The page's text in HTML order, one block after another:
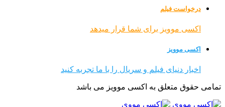
درخواست فیلم
اکسی موویز برای شما قرار میدهد
اکسی موویز
اخبار دنیای فیلم و سریال را با ما تجربه کنید
تمامی حقوق متعلق به اکسی موویز می باشد